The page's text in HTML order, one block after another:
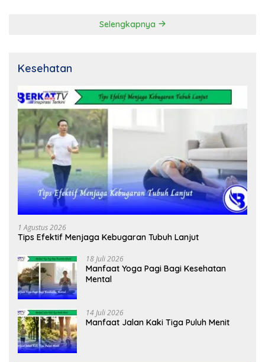
Selengkapnya
Kesehatan
1 Agustus 2026
Tips Efektif Menjaga Kebugaran Tubuh Lanjut
18 Juli 2026
Manfaat Yoga Pagi Bagi Kesehatan
Mental
14 Juli 2026
Manfaat Jalan Kaki Tiga Puluh Menit